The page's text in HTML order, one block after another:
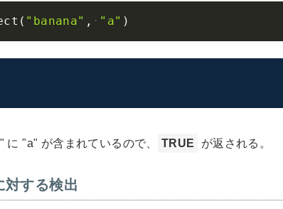
( "banana" , "a" )
に "a" が含まれているので、 TRUE が返される。
対する検出